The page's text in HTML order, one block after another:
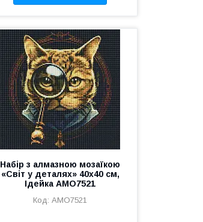
Набір з алмазною мозаїкою
«Світ у деталях» 40х40 см,
Ідейка AMO7521
AMO7521